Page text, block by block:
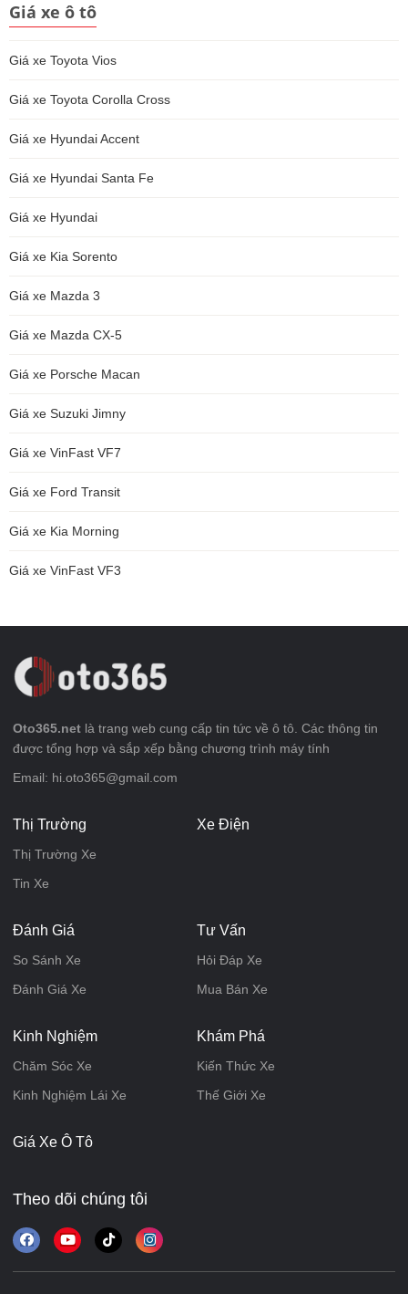
Giá xe ô tô
Giá xe Toyota Vios
Giá xe Toyota Corolla Cross
Giá xe Hyundai Accent
Giá xe Hyundai Santa Fe
Giá xe Hyundai
Giá xe Kia Sorento
Giá xe Mazda 3
Giá xe Mazda CX-5
Giá xe Porsche Macan
Giá xe Suzuki Jimny
Giá xe VinFast VF7
Giá xe Ford Transit
Giá xe Kia Morning
Giá xe VinFast VF3
Oto365.net là trang web cung cấp tin tức về ô tô. Các thông tin
được tổng hợp và sắp xếp bằng chương trình máy tính
Email: hi.oto365@gmail.com
Thị Trường
Thị Trường Xe
Tin Xe
Xe Điện
Đánh Giá
So Sánh Xe
Đánh Giá Xe
Tư Vấn
Hỏi Đáp Xe
Mua Bán Xe
Kinh Nghiệm
Chăm Sóc Xe
Kinh Nghiệm Lái Xe
Khám Phá
Kiến Thức Xe
Thế Giới Xe
Giá Xe Ô Tô
Theo dõi chúng tôi